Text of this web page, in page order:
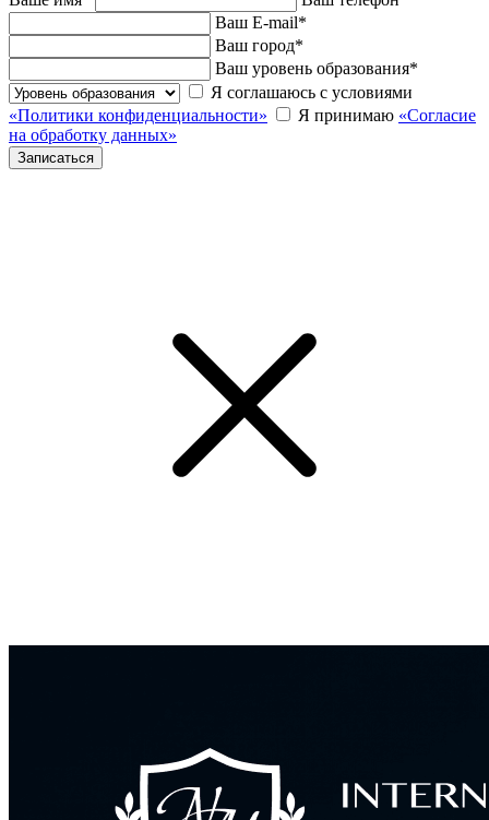
Ваш E-mail*
Ваш город*
Ваш уровень образования*
Я соглашаюсь с условиями
«Политики конфиденциальности»
Я принимаю «Согласие
на обработку данных»